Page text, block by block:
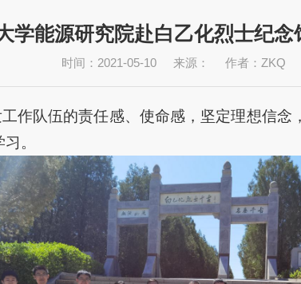
学能源研究院赴白乙化烈士纪念
时间：2021-05-10 来源： 作者：ZKQ
作队伍的责任感、使命感，坚定理想信
。